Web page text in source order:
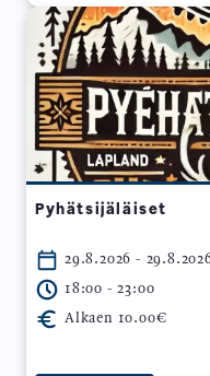
Pyhätsijäläiset
29.8.2026 -
18:00 - 23:00
Alkaen 10.00€